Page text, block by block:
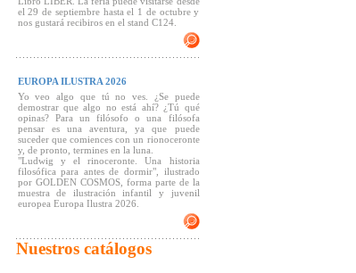
el 29 de septiembre hasta el 1 de octubre y
nos gustará recibiros en el stand C124.
EUROPA ILUSTRA 2026
Yo veo algo que tú no ves. ¿Se puede
demostrar que algo no está ahí? ¿Tú qué
opinas? Para un filósofo o una filósofa
pensar es una aventura, ya que puede
suceder que comiences con un rionoceronte
y, de pronto, termines en la luna.
"Ludwig y el rinoceronte. Una historia
filosófica para antes de dormir", ilustrado
por GOLDEN COSMOS, forma parte de la
muestra de ilustración infantil y juvenil
europea Europa Ilustra 2026.
Nuestros catálogos